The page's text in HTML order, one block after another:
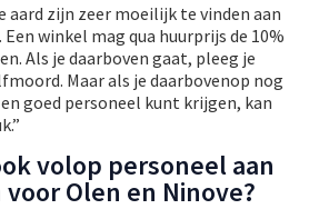
aard zijn zeer moeilijk te vinden aan
winkel mag qua huurprijs de 10%
Als je daarboven gaat, pleeg je
Maar als je daarbovenop nog
goed personeel kunt krijgen, kan
volop personeel aan
Olen en Ninove?